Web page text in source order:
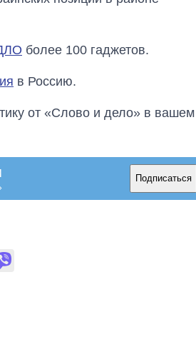
более 100 гаджетов.
в Россию.
от «Слово и дело» в вашем
Подписаться